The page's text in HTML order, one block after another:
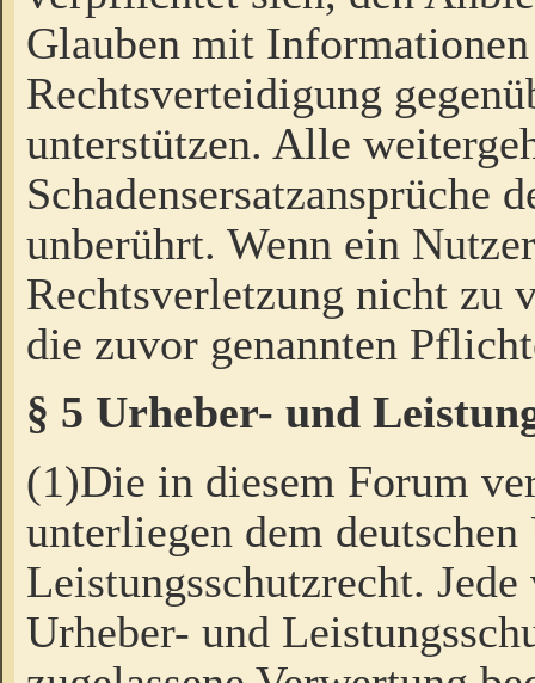
Glauben mit
Rechtsverteidigung
unterstützen. Alle
Schadensersatzansprüche
unberührt. Wenn ein
Rechtsverletzung nicht zu
die zuvor genannten
§ 5 Urheber- und
(1)Die in diesem Forum
unterliegen dem
Leistungsschutzrecht.
Urheber- und